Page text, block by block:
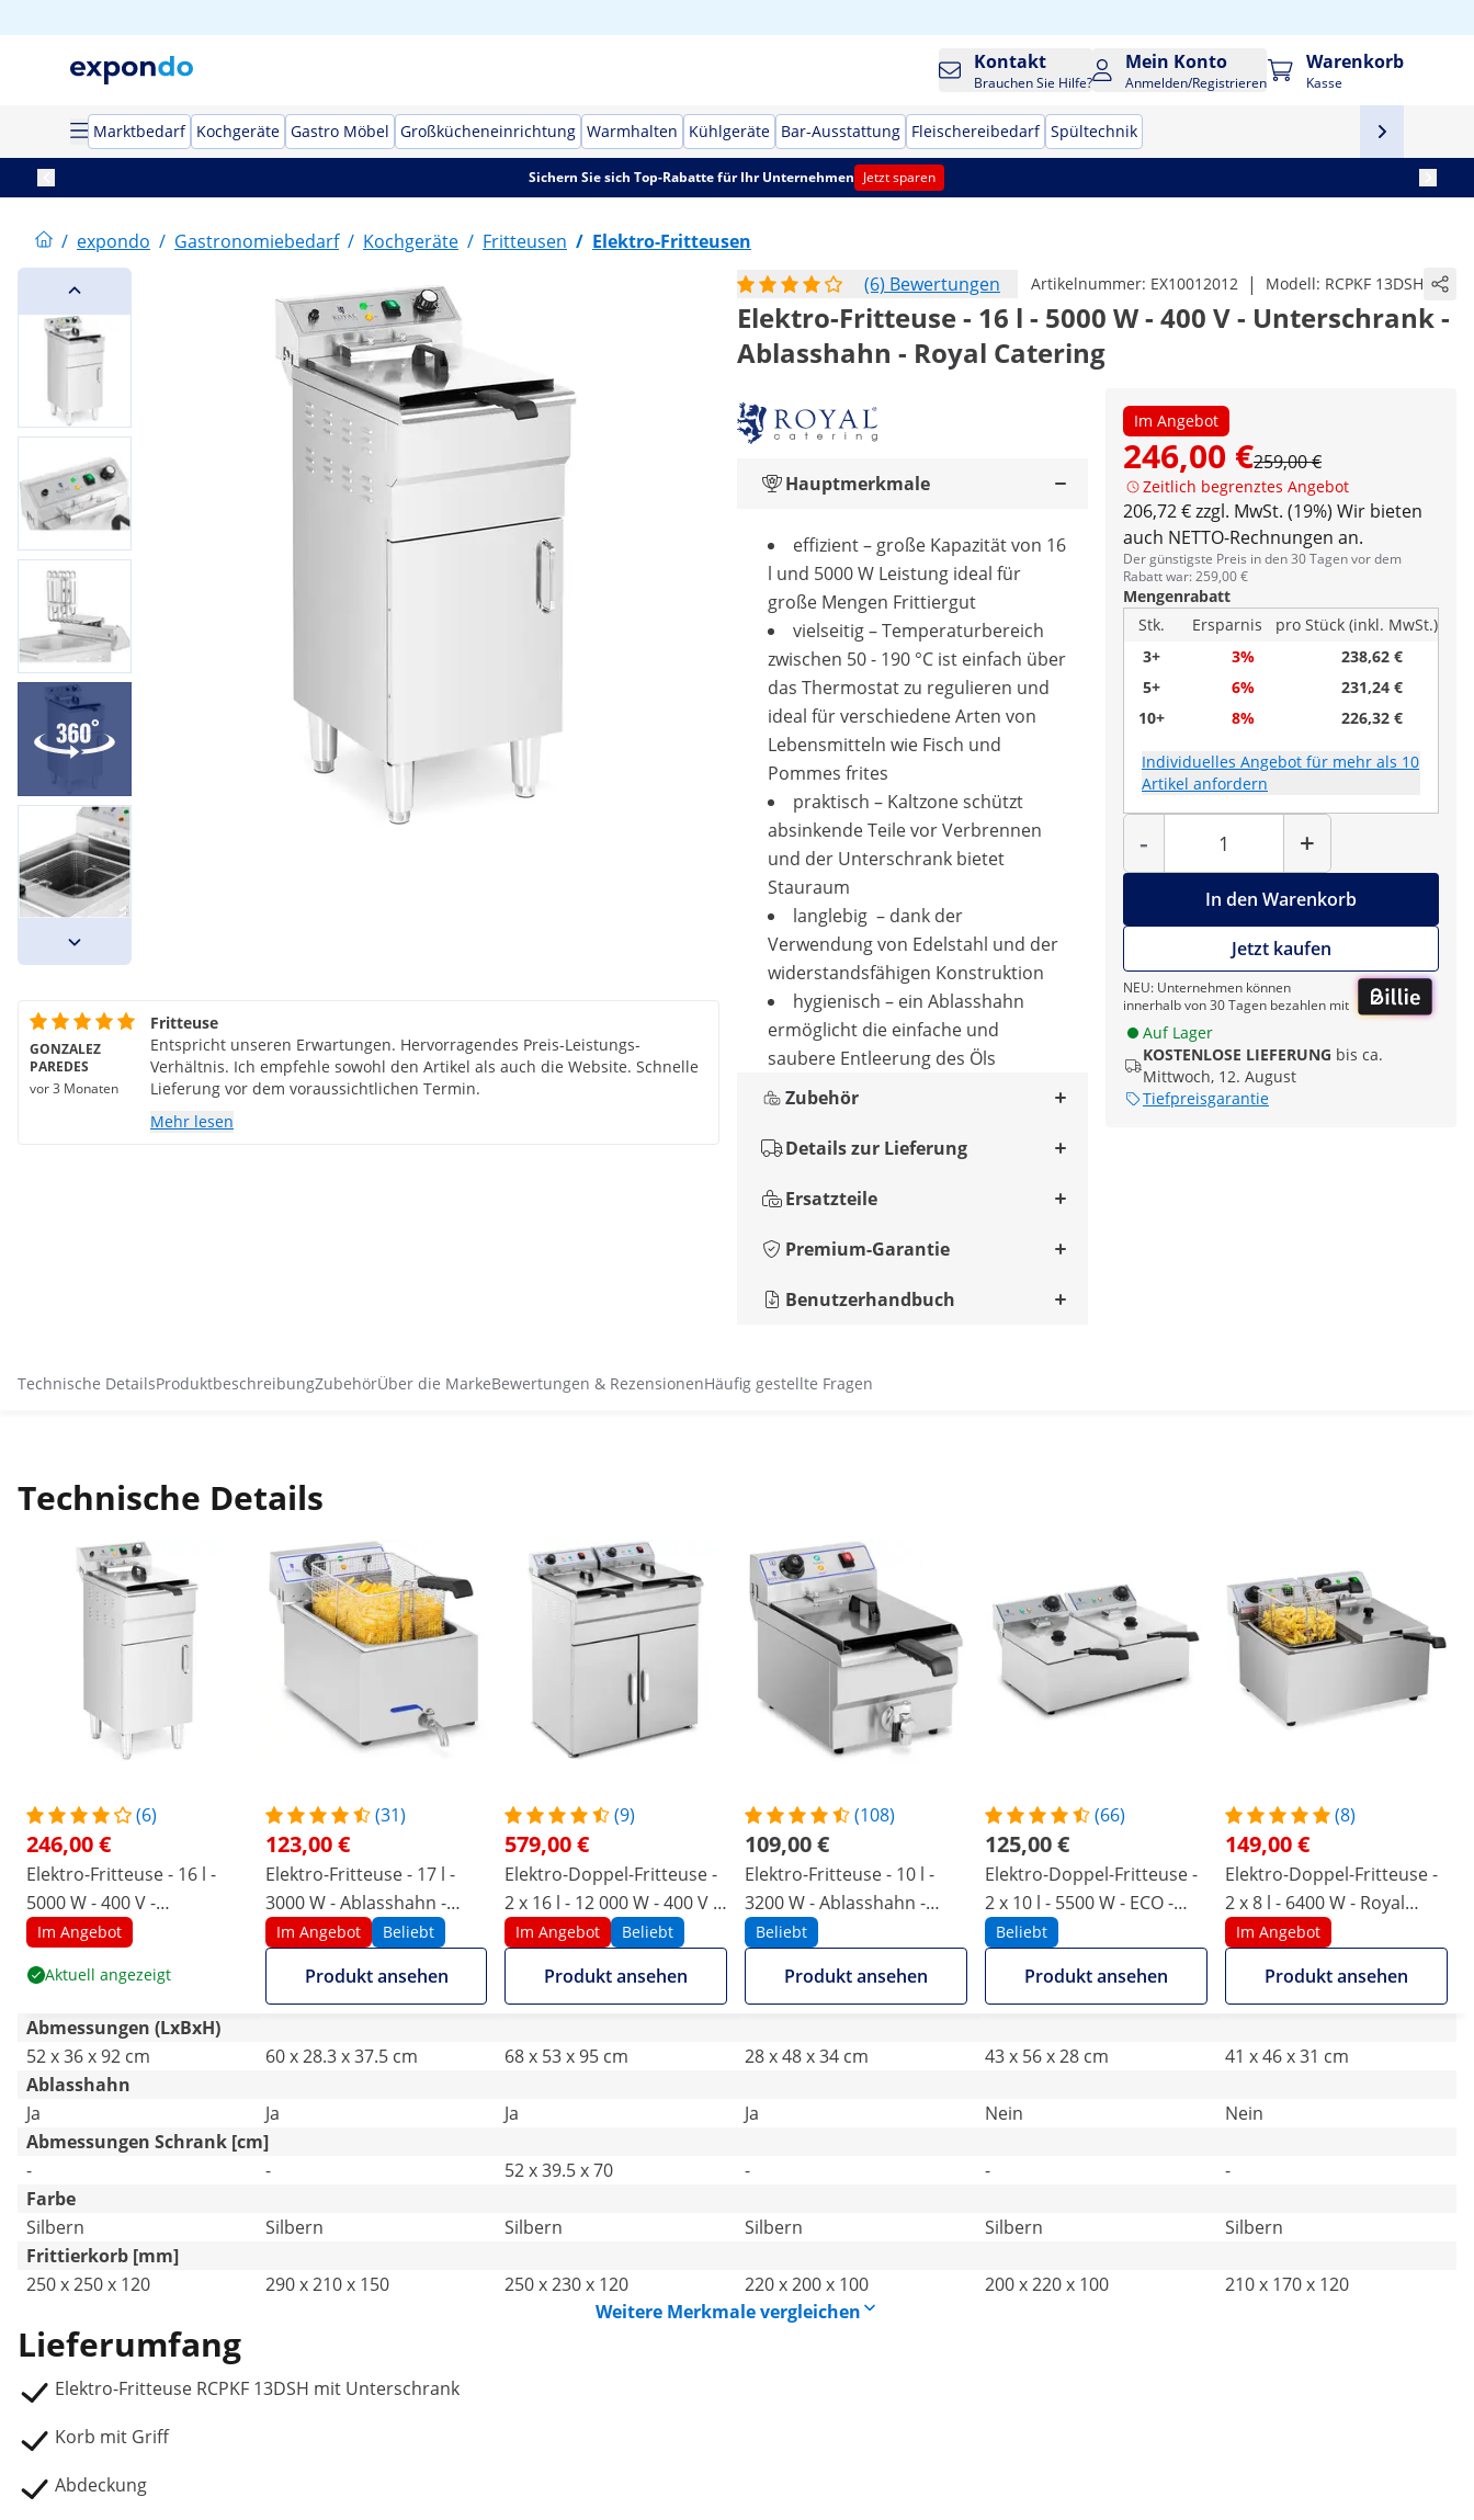
Kontakt
Brauchen Sie Hilfe?
Mein Konto
Anmelden/Registrieren
Warenkorb
Kasse
Marktbedarf Kochgeräte Gastro Möbel Großkücheneinrichtung Warmhalten Kühlgeräte Bar-Ausstattung Fleischereibedarf Spültechnik
Sichern Sie sich Top-Rabatte für Ihr Unternehmen Jetzt sparen
/ expondo / Gastronomiebedarf / Kochgeräte / Fritteusen / Elektro-Fritteusen
(6) Bewertungen
Artikelnummer: EX10012012 | Modell: RCPKF 13DSH
Elektro-Fritteuse - 16 l - 5000 W - 400 V - Unterschrank -
Ablasshahn - Royal Catering
Im Angebot
246,00 €259,00 €
Zeitlich begrenztes Angebot
206,72 € zzgl. MwSt. (19%) Wir bieten
auch NETTO-Rechnungen an.
Der günstigste Preis in den 30 Tagen vor dem
Rabatt war: 259,00 €
Mengenrabatt
Stk.
Ersparnis
pro Stück (inkl. MwSt.)
3+
3%
238,62 €
5+
6%
231,24 €
10+
8% 226,32 €
Individuelles Angebot für mehr als 10
Artikel anfordern
-
Menge
+
In den Warenkorb
Jetzt kaufen
NEU: Unternehmen können
innerhalb von 30 Tagen bezahlen mit
Auf Lager
KOSTENLOSE LIEFERUNG bis ca.
Mittwoch, 12. August
Tiefpreisgarantie
Hauptmerkmale
effizient – große Kapazität von 16
l und 5000 W Leistung ideal für
große Mengen Frittiergut
vielseitig – Temperaturbereich
zwischen 50 - 190 °C ist einfach über
das Thermostat zu regulieren und
ideal für verschiedene Arten von
Lebensmitteln wie Fisch und
Pommes frites
praktisch – Kaltzone schützt
absinkende Teile vor Verbrennen
und der Unterschrank bietet
Stauraum
langlebig – dank der
Verwendung von Edelstahl und der
widerstandsfähigen Konstruktion
hygienisch – ein Ablasshahn
ermöglicht die einfache und
saubere Entleerung des Öls
Zubehör
Details zur Lieferung
Ersatzteile
Premium-Garantie
Benutzerhandbuch
GONZALEZ
PAREDES
vor 3 Monaten
Fritteuse
Entspricht unseren Erwartungen. Hervorragendes Preis-Leistungs-
Verhältnis. Ich empfehle sowohl den Artikel als auch die Website. Schnelle
Lieferung vor dem voraussichtlichen Termin.
Mehr lesen
Technische DetailsProduktbeschreibungZubehörÜber die MarkeBewertungen & RezensionenHäufig gestellte Fragen
Technische Details
(6)
246,00 €
Elektro-Fritteuse - 16 l -
5000 W - 400 V -
Unterschrank -
Catering
Im Angebot
Aktuell angezeigt
(31)
123,00 €
Elektro-Fritteuse - 17 l -
3000 W - Ablasshahn -
Royal Catering
Im Angebot Beliebt
Produkt ansehen
(9)
579,00 €
Elektro-Doppel-Fritteuse -
2 x 16 l - 12 000 W - 400 V -
Unterschrank -
Ablasshahn - Royal
Catering
Im Angebot Beliebt
Produkt ansehen
(108)
109,00 €
Elektro-Fritteuse - 10 l -
3200 W - Ablasshahn -
Royal Catering
Beliebt
Produkt ansehen
(66)
125,00 €
Elektro-Doppel-Fritteuse -
2 x 10 l - 5500 W - ECO -
Royal Catering
Beliebt
Produkt ansehen
(8)
149,00 €
Elektro-Doppel-Fritteuse -
2 x 8 l - 6400 W - Royal
Catering
Im Angebot
Produkt ansehen
Abmessungen (LxBxH)
52 x 36 x 92 cm
60 x 28.3 x 37.5 cm 68 x 53 x 95 cm 28 x 48 x 34 cm 43 x 56 x 28 cm
41 x 46 x 31 cm
Ablasshahn
Ja
Ja Ja Ja Nein
Nein
Abmessungen Schrank [cm]
-
- 52 x 39.5 x 70 - -
-
Farbe
Silbern
Silbern Silbern Silbern Silbern
Silbern
Frittierkorb [mm]
250 x 250 x 120
290 x 210 x 150 250 x 230 x 120 220 x 200 x 100 200 x 220 x 100
210 x 170 x 120
Weitere Merkmale vergleichen
Lieferumfang
Elektro-Fritteuse RCPKF 13DSH mit Unterschrank
Korb mit Griff
Abdeckung